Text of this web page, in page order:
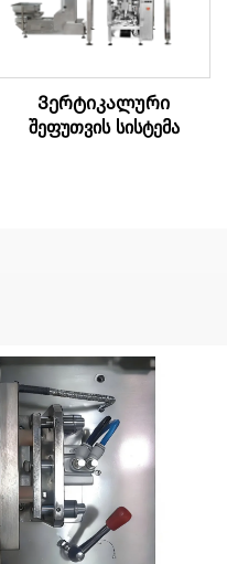
Ვერტიკალური
შეფუთვის სისტემა